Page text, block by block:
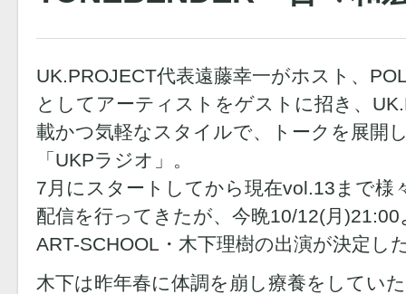
UK.PROJECT代表遠藤幸一がホスト、
としてアーティストをゲストに招き、
載かつ気軽なスタイルで、トークを展開
「UKPラジオ」。
7月にスタートしてから現在vol.13まで様
配信を行ってきたが、今晩10/12(月
ART-SCHOOL・木下理樹の出演が決定し
木下は昨年春に体調を崩し療養をしてい